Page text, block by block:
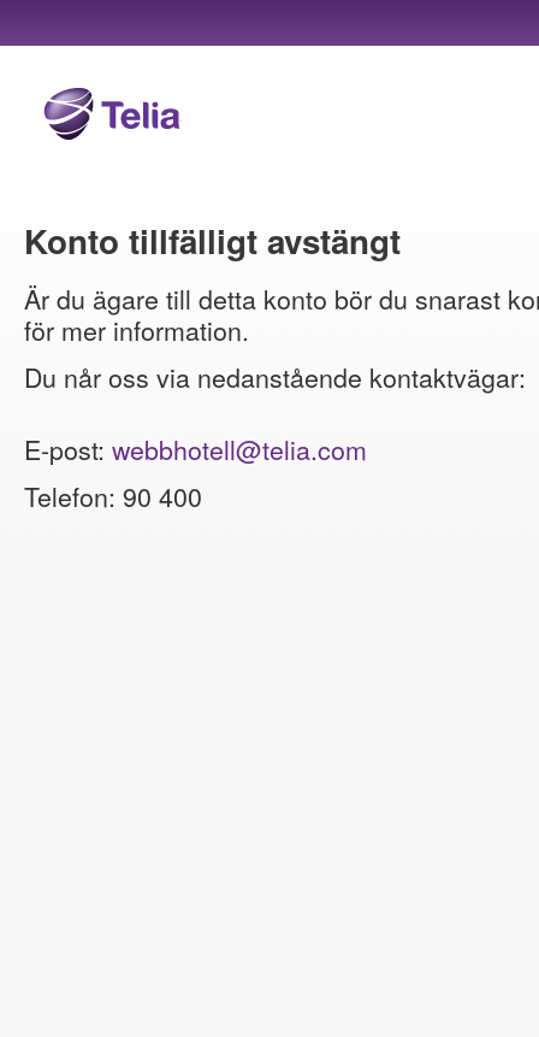
Konto tillfälligt avstängt
Är du ägare till detta konto bör du snarast
för mer information.
Du når oss via nedanstående kontaktvägar:
E-post: webbhotell@telia.com
Telefon: 90 400